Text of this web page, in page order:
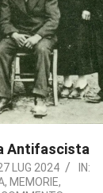
Antifascista
LUG 2024
IN:
, MEMORIE,